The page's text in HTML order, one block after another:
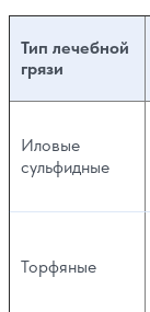
Тип лечебной
грязи
Иловые
сульфидные
Торфяные